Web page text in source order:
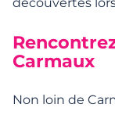
Carmaux
Non loin de